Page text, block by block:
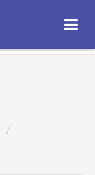
ОТКРЫТЬ
/